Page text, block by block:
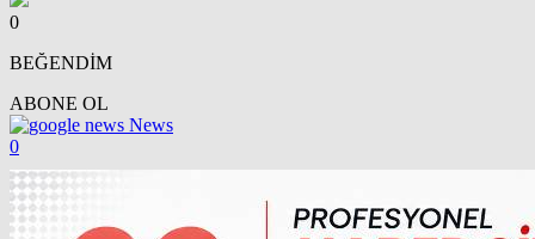
0
BEĞENDİM
ABONE OL
News
0